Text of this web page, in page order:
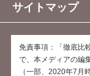
サイトマップ
免責事項：「徹底比
で、本メディアの編
（一部、2020年7月